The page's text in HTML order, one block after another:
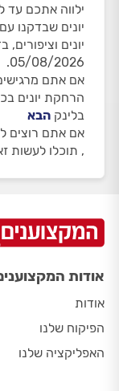
05/08/2026.
אם אתם
הרחקת יונים
בלינק הבא
אם אתם רוצים
, תוכלו לעשות
אודות
אודות
הפיקוח שלנו
האפליקציה שלנו